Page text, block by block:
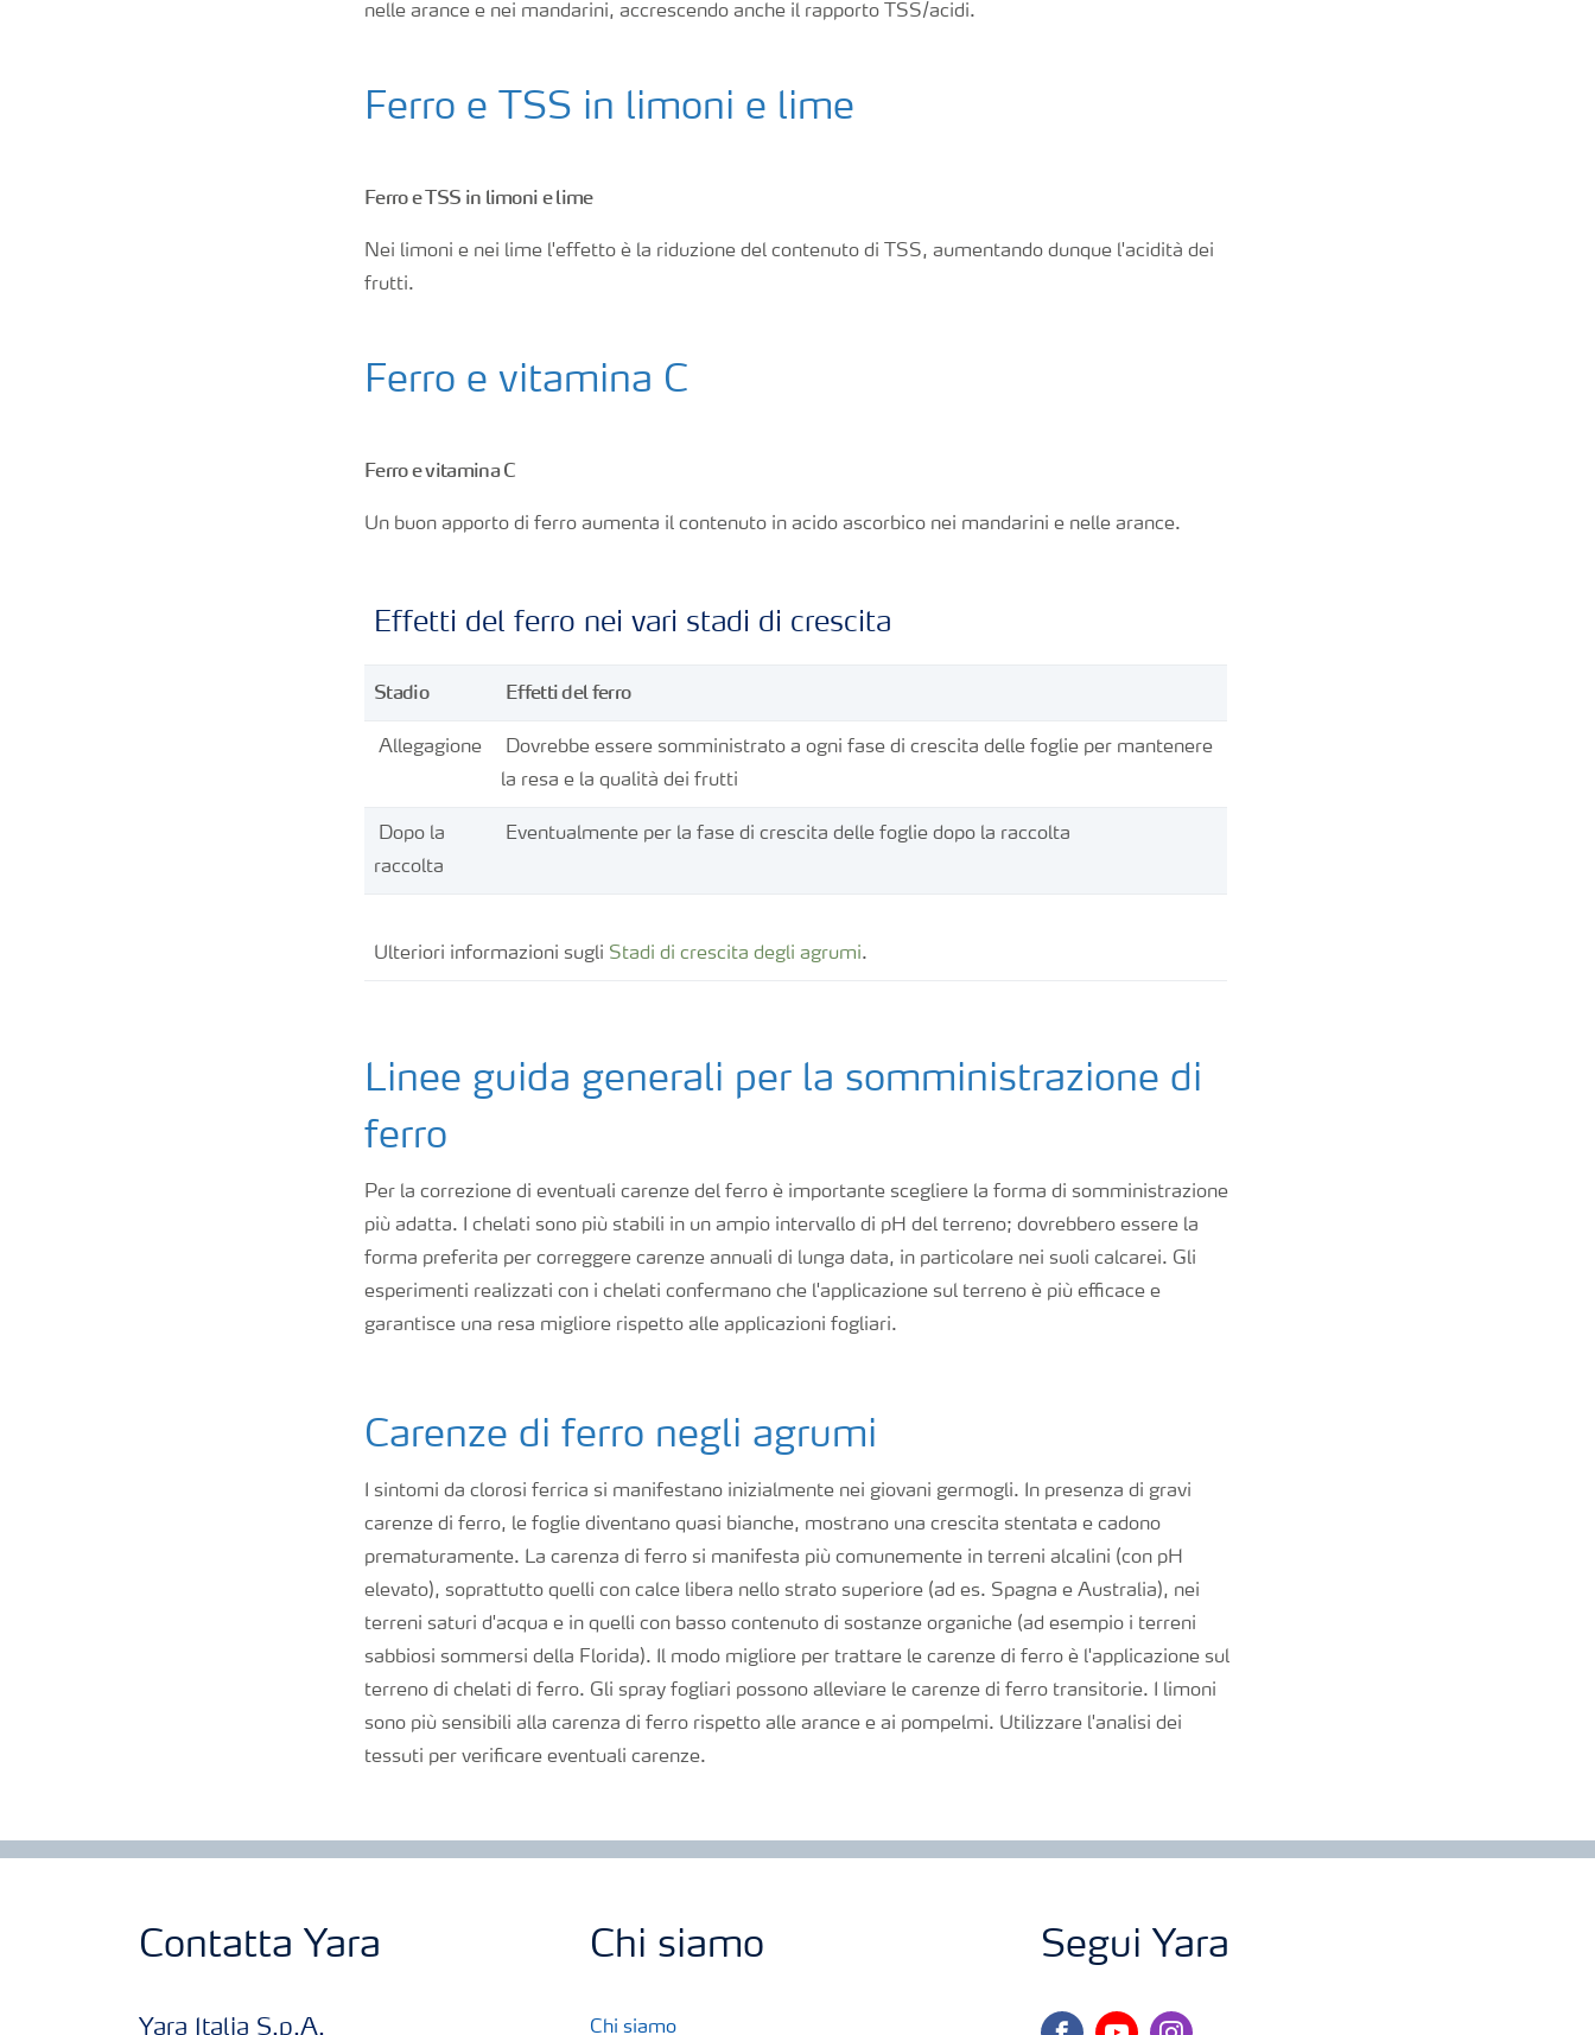
nelle arance e nei mandarini, accrescendo anche il rapporto TSS/acidi.
Ferro e TSS in limoni e lime
Ferro e TSS in limoni e lime
Nei limoni e nei lime l'effetto è la riduzione del contenuto di TSS, aumentando dunque l'acidità dei
frutti.
Ferro e vitamina C
Ferro e vitamina C
Un buon apporto di ferro aumenta il contenuto in acido ascorbico nei mandarini e nelle arance.
Effetti del ferro nei vari stadi di crescita
Stadio Effetti delferro
Allegagione
Dovrebbe essere somministrato a ogni fase di crescita delle foglie per mantenere
la resa e la qualità dei frutti
Dopo la
raccolta
Eventualmente per la fase di crescita delle foglie dopo la raccolta
Ulteriori informazioni sugli Stadi di crescita degli agrumi.
Linee guida generali per la somministrazione di
ferro
Per la correzione di eventuali carenze del ferro è importante scegliere la forma di somministrazione
più adatta. I chelati sono più stabili in un ampio intervallo di pH del terreno; dovrebbero essere la
forma preferita per correggere carenze annuali di lunga data, in particolare nei suoli calcarei. Gli
esperimenti realizzati con i chelati confermano che l'applicazione sul terreno è più efficace e
garantisce una resa migliore rispetto alle applicazioni fogliari.
Carenze di ferro negli agrumi
I sintomi da clorosi ferrica si manifestano inizialmente nei giovani germogli. In presenza di gravi
carenze di ferro, le foglie diventano quasi bianche, mostrano una crescita stentata e cadono
prematuramente. La carenza di ferro si manifesta più comunemente in terreni alcalini (con pH
elevato), soprattutto quelli con calce libera nello strato superiore (ad es. Spagna e Australia), nei
terreni saturi d'acqua e in quelli con basso contenuto di sostanze organiche (ad esempio i terreni
sabbiosi sommersi della Florida). Il modo migliore per trattare le carenze di ferro è l'applicazione sul
terreno di chelati di ferro. Gli spray fogliari possono alleviare le carenze di ferro transitorie. I limoni
sono più sensibili alla carenza di ferro rispetto alle arance e ai pompelmi. Utilizzare l'analisi dei
tessuti per verificare eventuali carenze.
Contatta Yara
Yara Italia S.p.A.
Chi siamo
Chi siamo
Segui Yara
facebookyoutubeinstagram